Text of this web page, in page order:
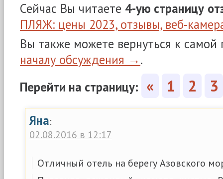
Сейчас Вы читаете 4-ую страницу
ПЛЯЖ: цены 2023, отзывы, веб-
Вы также можете вернуться к самой
началу обсуждения →.
Перейти на страницу: « 1 2 3
Яна:
02.08.2016 в 12:17
Отличный отель на берегу Азовского